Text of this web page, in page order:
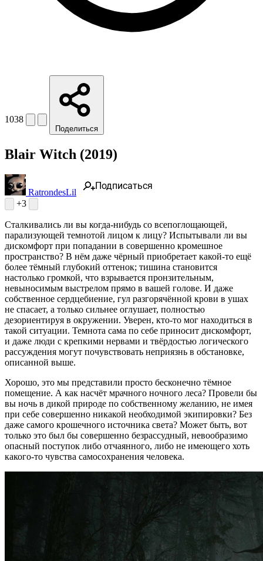
1038
Поделиться
Blair Witch (2019)
RatrondesLil
Подписаться
+3
Сталкивались ли вы когда-нибудь со всепоглощающей,
парализующей темнотой лицом к лицу? Испытывали ли вы
дискомфорт при попадании в совершенно кромешное
пространство? В нём даже чёрный приобретает какой-то ещё
более тёмный глубокий оттенок; тишина становится
настолько громкой, что взрывается пронзительным,
невыносимым выстрелом прямо в вашей голове. И даже
собственное сердцебиение, гул разгорячённой крови в ушах
не спасает, а только сильнее оглушает, полностью
дезориентируя в окружении. Уверен, кто-то мог находиться в
такой ситуации. Темнота сама по себе приносит дискомфорт,
и даже люди с крепкими нервами и твёрдостью логического
рассуждения могут почувствовать неприязнь в обстановке,
описанной выше.
Хорошо, это мы представили просто бесконечно тёмное
помещение. А как насчёт мрачного ночного леса? Провели бы
вы ночь в дикой природе по собственному желанию, не имея
при себе совершенно никакой необходимой экипировки? Без
даже самого крошечного источника света? Может быть, вот
только это был бы совершенно безрассудный, невообразимо
опасный поступок либо отчаянного, либо не имеющего хоть
какого-то чувства самосохранения человека.